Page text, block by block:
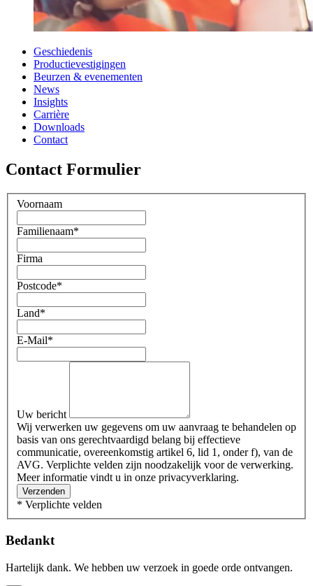
Geschiedenis
Productievestigingen
Beurzen & evenementen
News
Insights
Carrière
Downloads
Contact
Contact Formulier
Voornaam
Familienaam*
Firma
Postcode*
Land*
E-Mail*
Uw bericht
Wij verwerken uw gegevens om uw aanvraag te behandelen op
basis van ons gerechtvaardigd belang bij effectieve
communicatie, overeenkomstig artikel 6, lid 1, onder f), van de
AVG. Verplichte velden zijn noodzakelijk voor de verwerking.
Meer informatie vindt u in onze privacyverklaring.
Verzenden
* Verplichte velden
Bedankt
Hartelijk dank. We hebben uw verzoek in goede orde ontvangen.